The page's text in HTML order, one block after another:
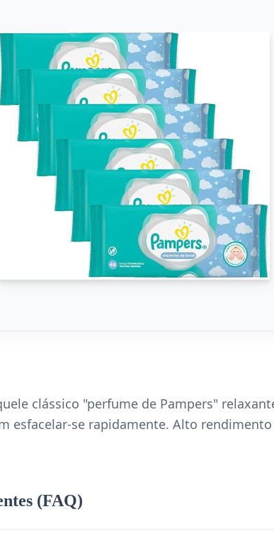
clássico "perfume de Pampers"
esfacelar-se rapidamente. Alto
(FAQ)